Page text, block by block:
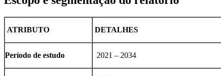
ATRIBUTO DETALHES
Período de estudo 2021 – 2034